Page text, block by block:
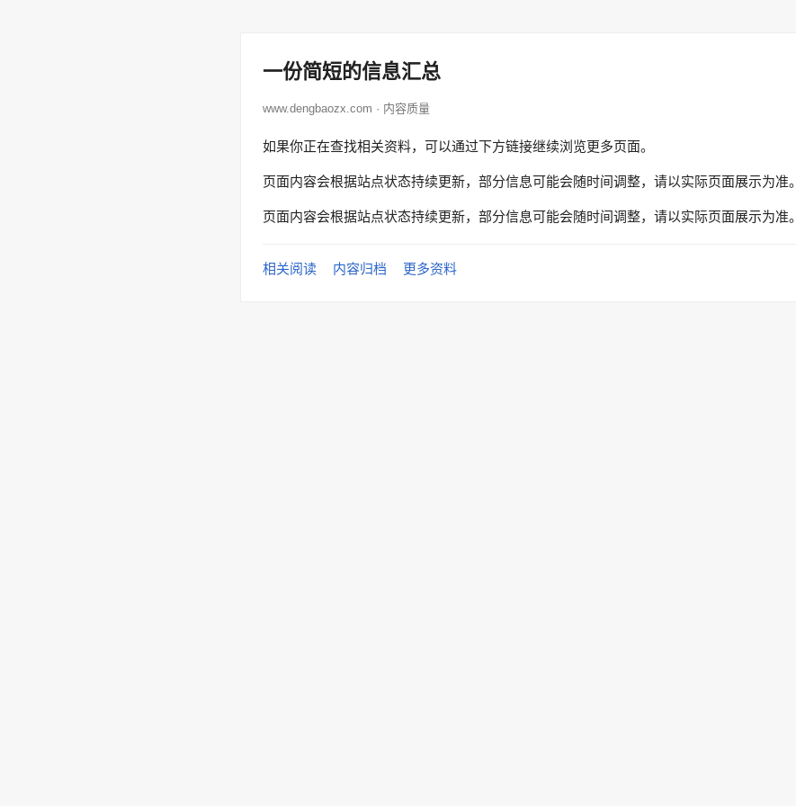
一份简短的信息汇总
www.dengbaozx.com · 内容质量
如果你正在查找相关资料，可以通过下方链接继续浏览更多页面。
页面内容会根据站点状态持续更新，部分信息可能会随时间调整，请以实际页面展示为准。
页面内容会根据站点状态持续更新，部分信息可能会随时间调整，请以实际页面展示为准。
相关阅读 内容归档 更多资料